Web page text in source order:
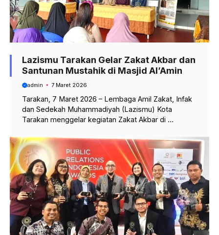
Lazismu Tarakan Gelar Zakat Akbar dan
Santunan Mustahik di Masjid Al’Amin
admin 7 Maret 2026
Tarakan, 7 Maret 2026 – Lembaga Amil Zakat, Infak
dan Sedekah Muhammadiyah (Lazismu) Kota
Tarakan menggelar kegiatan Zakat Akbar di ...